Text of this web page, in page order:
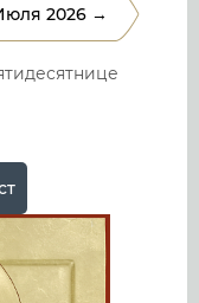
2026 →